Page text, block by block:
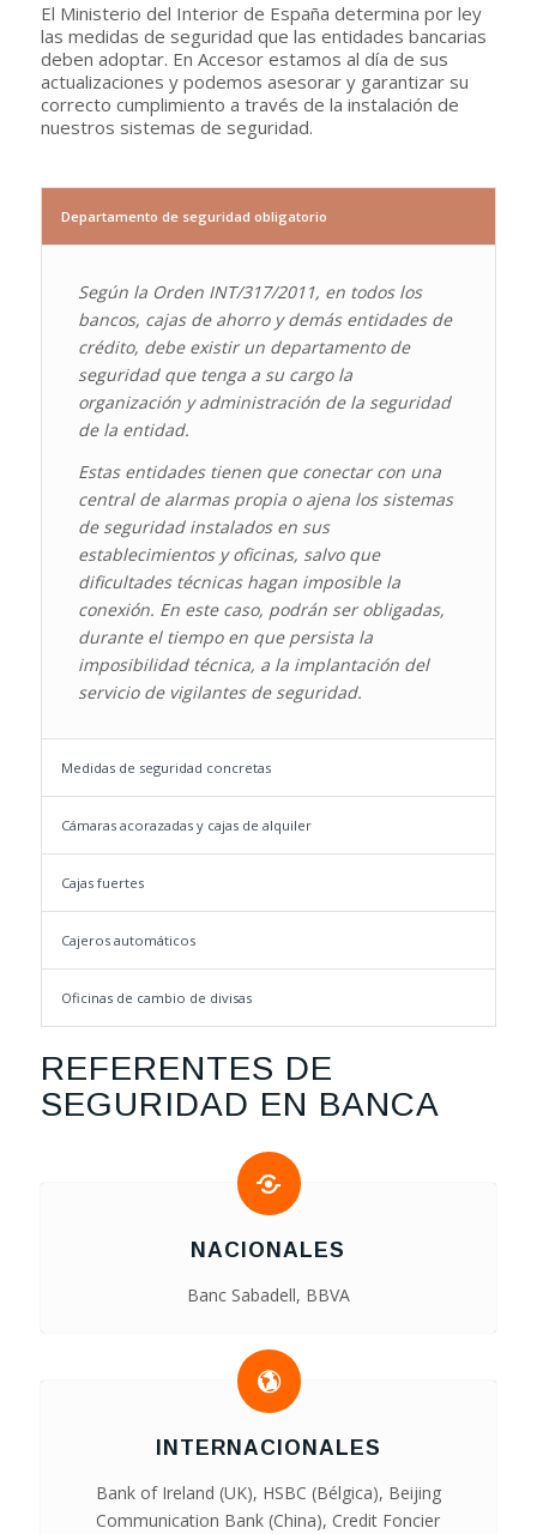
El Ministerio del Interior de España determina por ley
las medidas de seguridad que las entidades bancarias
deben adoptar. En Accesor estamos al día de sus
actualizaciones y podemos asesorar y garantizar su
correcto cumplimiento a través de la instalación de
nuestros sistemas de seguridad.
Departamento de seguridad obligatorio
Según la Orden INT/317/2011, en todos los
bancos, cajas de ahorro y demás entidades de
crédito, debe existir un departamento de
seguridad que tenga a su cargo la
organización y administración de la seguridad
de la entidad.
Estas entidades tienen que conectar con una
central de alarmas propia o ajena los sistemas
de seguridad instalados en sus
establecimientos y oficinas, salvo que
dificultades técnicas hagan imposible la
conexión. En este caso, podrán ser obligadas,
durante el tiempo en que persista la
imposibilidad técnica, a la implantación del
servicio de vigilantes de seguridad.
Medidas de seguridad concretas
Cámaras acorazadas y cajas de alquiler
Cajas fuertes
Cajeros automáticos
Oficinas de cambio de divisas
REFERENTES DE
SEGURIDAD EN BANCA
NACIONALES
Banc Sabadell, BBVA
INTERNACIONALES
Bank of Ireland (UK), HSBC (Bélgica), Beijing
Communication Bank (China), Credit Foncier